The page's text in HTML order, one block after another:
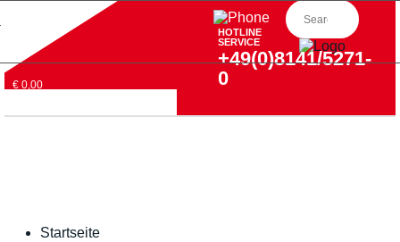
€ 0,00
HOTLINE
SERVICE
+49(0)8141/5271-
0
Startseite